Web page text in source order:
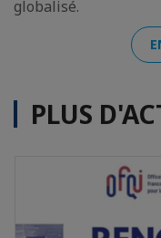
globalisé.
PLUS